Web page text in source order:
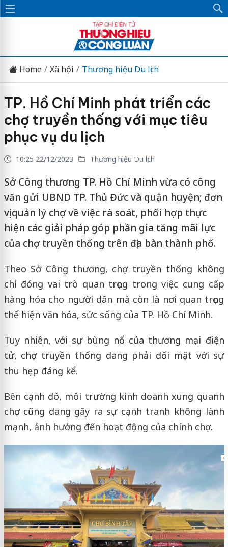
Home Xã hội Thương hiệu Du lịch
TP. Hồ Chí Minh phát triển các
chợ truyền thống với mục tiêu
phục vụ du lịch
10:25 22/12/2023 Thương hiệu Du lịch
Sở Công thương TP. Hồ Chí Minh vừa có công
văn gửi UBND TP. Thủ Đức và quận huyện; đơn
vị quản lý chợ về việc rà soát, phối hợp thực
hiện các giải pháp góp phần gia tăng mãi lực
của chợ truyền thống trên địa bàn thành phố.
Theo Sở Công thương, chợ truyền thống không
chỉ đóng vai trò quan trọng trong việc cung cấp
hàng hóa cho người dân mà còn là nơi quan trọng
thể hiện văn hóa, sức sống của TP. Hồ Chí Minh.
Tuy nhiên, với sự bùng nổ của thương mại điện
tử, chợ truyền thống đang phải đối mặt với sự
thu hẹp đáng kể.
Bên cạnh đó, môi trường kinh doanh xung quanh
chợ cũng đang gây ra sự cạnh tranh không lành
mạnh, ảnh hưởng đến hoạt động của chính chợ.